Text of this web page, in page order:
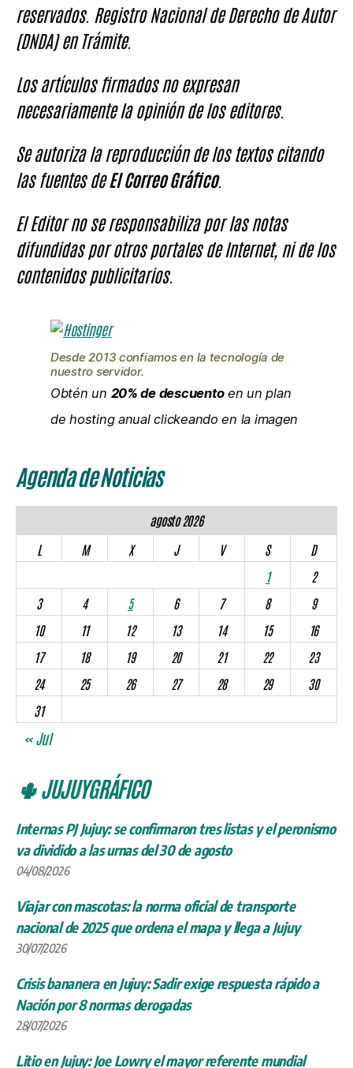
reservados. Registro Nacional de Derecho de Autor
(DNDA) en Trámite.
Los artículos firmados no expresan
necesariamente la opinión de los editores.
Se autoriza la reproducción de los textos citando
las fuentes deEl Correo Gráfico.
El Editor no se responsabiliza por las notas
difundidas por otros portales de Internet, ni de los
contenidos publicitarios.
Desde 2013 confiamos en la tecnología de
nuestro servidor.
Obtén un 20% de descuentoen un plan
de hosting anual clickeando en la imagen
Agenda de Noticias
agosto 2026
L
M X J V S
D
1
2
3
4 5 6 7 8
9
10
11 12 13 14 15
16
17
18 19 20 21 22
23
24
25 26 27 28 29
30
31
« Jul
🌵 JUJUYGRÁFICO
Internas PJ Jujuy: se confirmaron tres listas y el peronismo
va dividido a las urnas del 30 de agosto
04/08/2026
Viajar con mascotas: la norma oficial de transporte
nacional de 2025 que ordena el mapa y llega a Jujuy
30/07/2026
Crisis bananera en Jujuy: Sadir exige respuesta rápido a
Nación por 8 normas derogadas
28/07/2026
Litio en Jujuy: Joe Lowry el mayor referente mundial